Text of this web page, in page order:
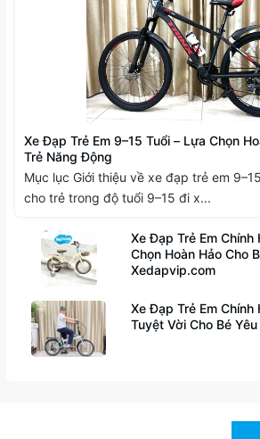
Xe Đạp Trẻ Em 9–15 Tuổi – Lựa Chọn
Trẻ Năng Động
Mục lục Giới thiệu về xe đạp trẻ em
cho trẻ trong độ tuổi 9–15 đi x...
Xe Đạp Trẻ Em Chính
Chọn Hoàn Hảo Cho
Xedapvip.com
Xe Đạp Trẻ Em Chính
Tuyệt Vời Cho Bé